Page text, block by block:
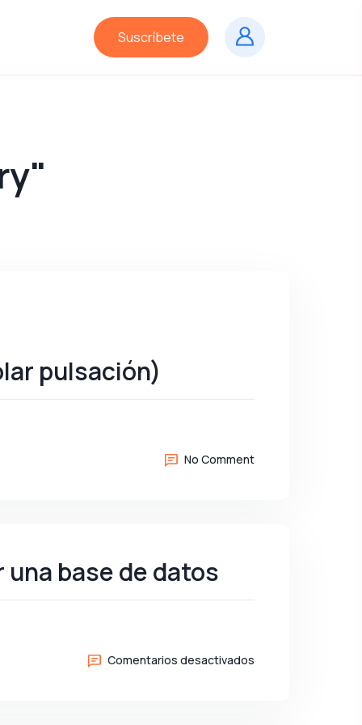
Suscríbete
pulsación)
No Comment
base de datos
Comentarios desactivados